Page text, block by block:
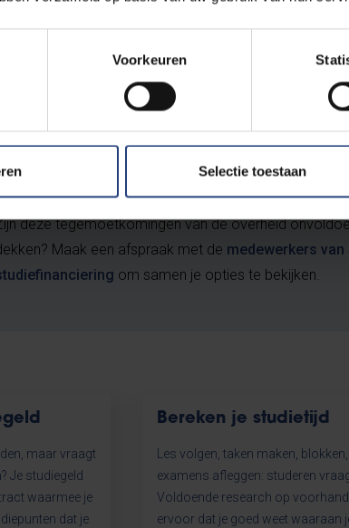
Voorkeuren
Selectie toestaan
financiële VUB-steun
deze tegemoetkomingen van de overheid
Maak een afspraak met de medewerkers
om samen je opties te bekijken.
maar vraagt
Je studiegeld
waarmee je
dat je
Bereken je studietijd
Les volgen, taken maken, blokken,
examens afleggen: studeren
Voldoende research op
ervoor dat je goed weet waaraan